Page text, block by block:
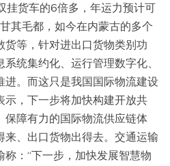
挂货车的6倍多，年运力预计可
其毛都，如今在内蒙古的多个
货等，针对进出口货物类别功
统集约化、运行管理数字化、
。而这只是我国国际物流建设
示，下一步将加快构建开放共
保障有力的国际物流供应链体
来、出口货物出得去。交通运输
：“下一步，加快发展智慧物